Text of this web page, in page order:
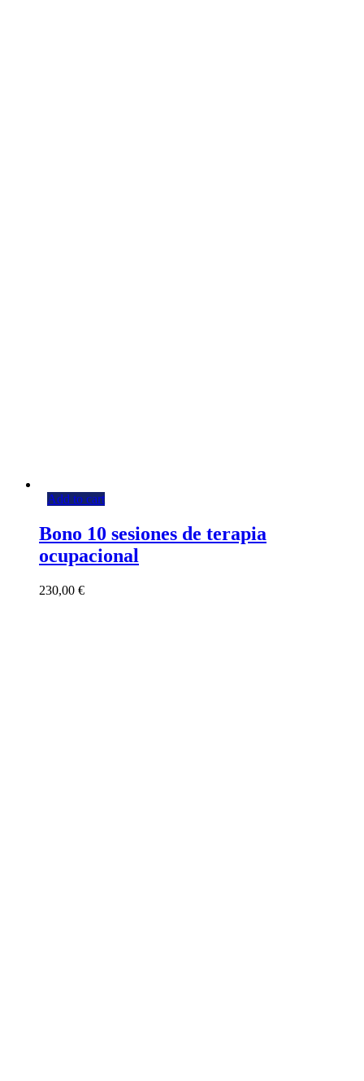
Add to cart
Bono 10 sesiones de terapia
ocupacional
230,00 €